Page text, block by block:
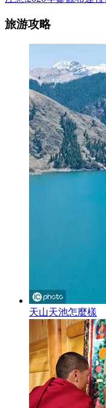
旅游攻略
天山天池怎麼樣